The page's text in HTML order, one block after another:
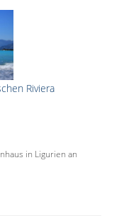
Riviera
in Ligurien an